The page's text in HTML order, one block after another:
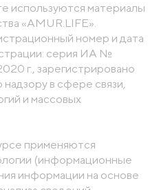
используются материалы
«AMUR.LIFE».
номер и дата
серия ИА №
г., зарегистрировано
в сфере связи,
и массовых
применяются
(информационные
информации на основе